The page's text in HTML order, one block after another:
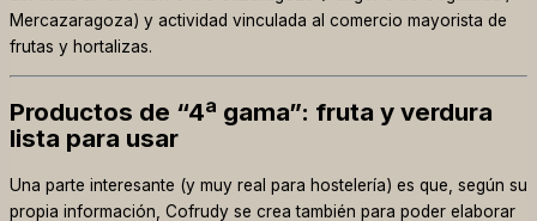
Mercazaragoza) y actividad vinculada al comercio mayorista de
frutas y hortalizas.
Productos de “4ª gama”: fruta y verdura
lista para usar
Una parte interesante (y muy real para hostelería) es que, según su
propia información, Cofrudy se crea también para poder elaborar